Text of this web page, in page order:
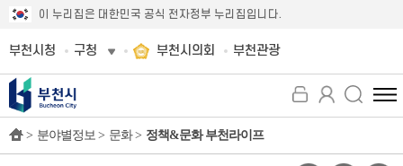
이 누리집은 대한민국 공식 전자정부 누리집입니다.
부천시청 구청 부천시의회 부천관광
전
체
뉴
> 분야별정보 > 문화 > 정책&문화 부천라이프